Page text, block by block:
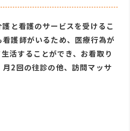
と看護のサービスを受けるこ
看護師がいるため、医療行為が
活することができ、お看取り
月2回の往診の他、訪問マッサ